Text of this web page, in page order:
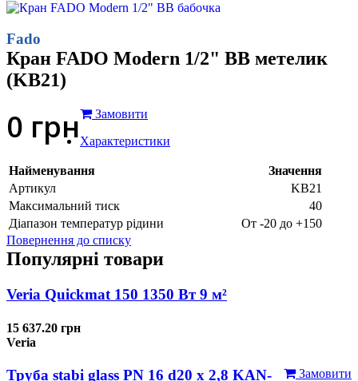
Fado
Кран FADO Modern 1/2" ВВ метелик
(KB21)
0 грн
Замовити
Характеристики
Найменування
Значення
Артикул
KB21
Максимальний тиск
40
Діапазон температур рідини
От -20 до +150
Повернення до списку
Популярні товари
Veria Quickmat 150 1350 Вт 9 м²
15 637.20 грн
Veria
Замовити
Труба stabi glass PN 16 d20 х 2,8 KAN-